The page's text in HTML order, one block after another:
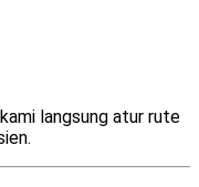
langsung atur rute